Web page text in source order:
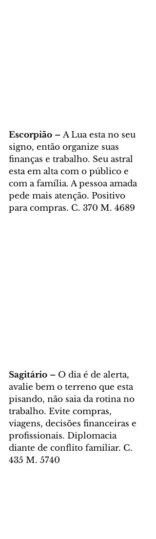
Escorpião – A Lua esta no seu
signo, então organize suas
finanças e trabalho. Seu astral
esta em alta com o público e
com a família. A pessoa amada
pede mais atenção. Positivo
para compras. C. 370 M. 4689
Sagitário – O dia é de alerta,
avalie bem o terreno que esta
pisando, não saia da rotina no
trabalho. Evite compras,
viagens, decisões financeiras e
profissionais. Diplomacia
diante de conflito familiar. C.
435 M. 5740